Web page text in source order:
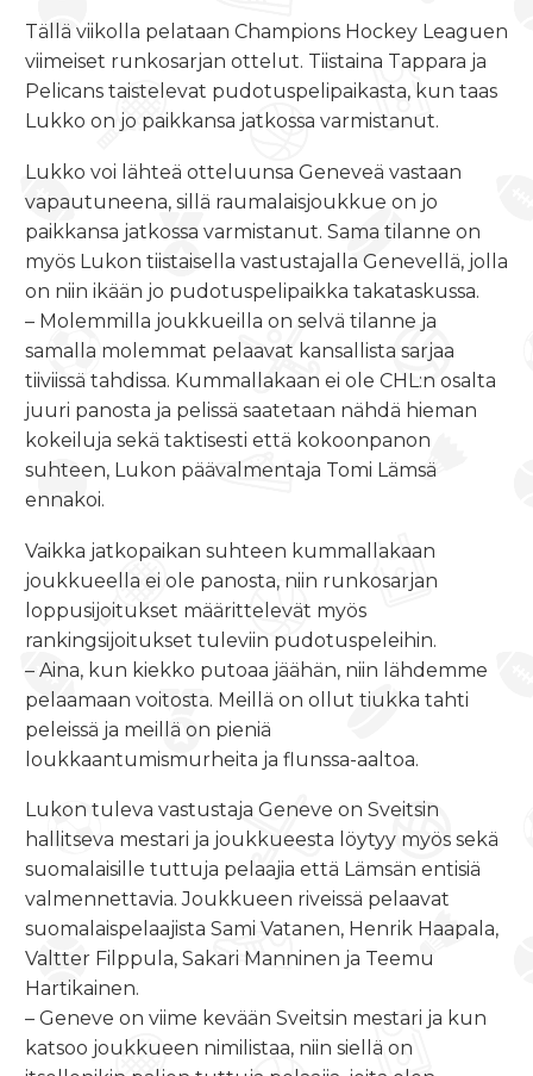
Tällä viikolla pelataan Champions Hockey Leaguen
viimeiset runkosarjan ottelut. Tiistaina Tappara ja
Pelicans taistelevat pudotuspelipaikasta, kun taas
Lukko on jo paikkansa jatkossa varmistanut.
Lukko voi lähteä otteluunsa Geneveä vastaan
vapautuneena, sillä raumalaisjoukkue on jo
paikkansa jatkossa varmistanut. Sama tilanne on
myös Lukon tiistaisella vastustajalla Genevellä, jolla
on niin ikään jo pudotuspelipaikka takataskussa.
– Molemmilla joukkueilla on selvä tilanne ja
samalla molemmat pelaavat kansallista sarjaa
tiiviissä tahdissa. Kummallakaan ei ole CHL:n osalta
juuri panosta ja pelissä saatetaan nähdä hieman
kokeiluja sekä taktisesti että kokoonpanon
suhteen, Lukon päävalmentaja Tomi Lämsä
ennakoi.
Vaikka jatkopaikan suhteen kummallakaan
joukkueella ei ole panosta, niin runkosarjan
loppusijoitukset määrittelevät myös
rankingsijoitukset tuleviin pudotuspeleihin.
– Aina, kun kiekko putoaa jäähän, niin lähdemme
pelaamaan voitosta. Meillä on ollut tiukka tahti
peleissä ja meillä on pieniä
loukkaantumismurheita ja flunssa-aaltoa.
Lukon tuleva vastustaja Geneve on Sveitsin
hallitseva mestari ja joukkueesta löytyy myös sekä
suomalaisille tuttuja pelaajia että Lämsän entisiä
valmennettavia. Joukkueen riveissä pelaavat
suomalaispelaajista Sami Vatanen, Henrik Haapala,
Valtter Filppula, Sakari Manninen ja Teemu
Hartikainen.
– Geneve on viime kevään Sveitsin mestari ja kun
katsoo joukkueen nimilistaa, niin siellä on